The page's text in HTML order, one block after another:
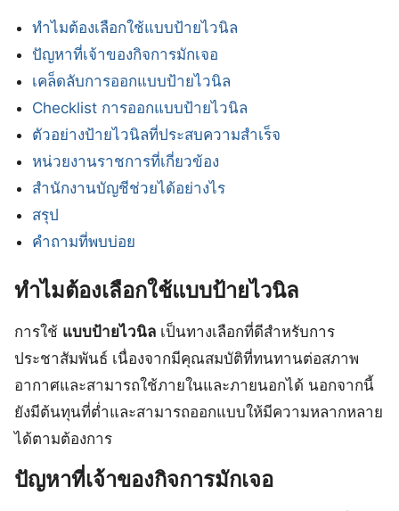
ทำไมต้องเลือกใช้แบบป้ายไวนิล
ปัญหาที่เจ้าของกิจการมักเจอ
เคล็ดลับการออกแบบป้ายไวนิล
Checklist การออกแบบป้ายไวนิล
ตัวอย่างป้ายไวนิลที่ประสบความสำเร็จ
หน่วยงานราชการที่เกี่ยวข้อง
สำนักงานบัญชีช่วยได้อย่างไร
สรุป
คำถามที่พบบ่อย
ทำไมต้องเลือกใช้แบบป้ายไวนิล
การใช้ แบบป้ายไวนิล เป็นทางเลือกที่ดีสำหรับการ
ประชาสัมพันธ์ เนื่องจากมีคุณสมบัติที่ทนทานต่อสภาพ
อากาศและสามารถใช้ภายในและภายนอกได้ นอกจากนี้
ยังมีต้นทุนที่ต่ำและสามารถออกแบบให้มีความหลากหลาย
ได้ตามต้องการ
ปัญหาที่เจ้าของกิจการมักเจอ